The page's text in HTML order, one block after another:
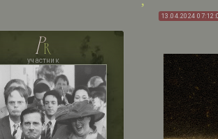
13.04.2024
pr
участник